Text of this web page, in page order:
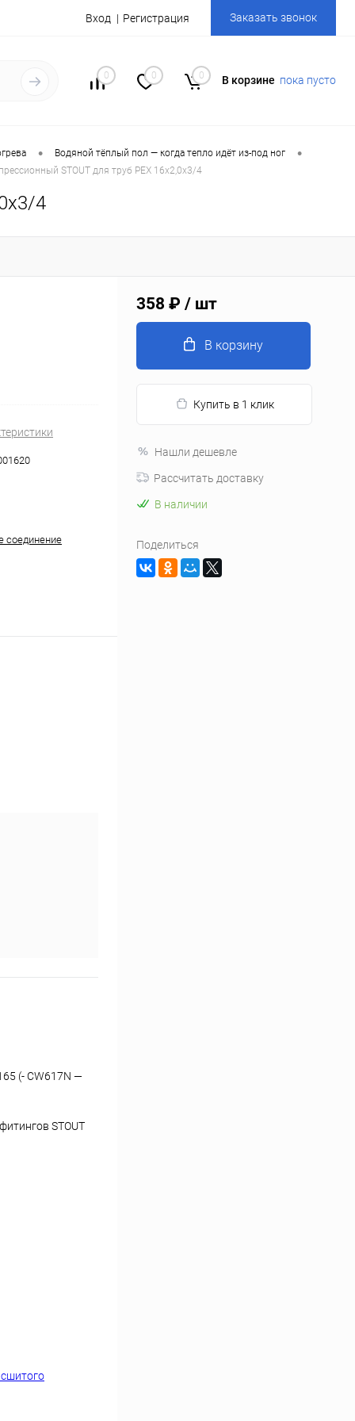
Вход Регистрация Заказать звонок
0 0 0 В корзине пока пусто
• Водяной тёплый пол — когда тепло идёт из-под ног •
STOUT для труб PEX 16х2,0х3/4
4
соединение
(- CW617N —
STOUT
358 ₽ / шт
В корзину
Купить в 1 клик
Нашли дешевле
Рассчитать доставку
В наличии
Поделиться